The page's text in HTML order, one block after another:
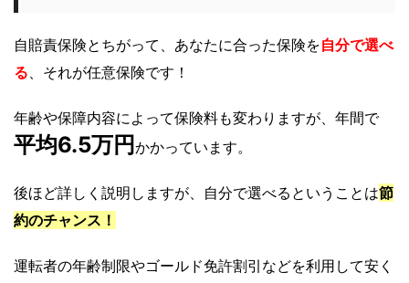
自賠責保険とちがって、あなたに合った保険を自分で選べ
る、それが任意保険です！
年齢や保障内容によって保険料も変わりますが、年間で
平均6.5万円 かかっています。
後ほど詳しく説明しますが、自分で選べるということは節
約のチャンス！
運転者の年齢制限やゴールド免許割引などを利用して安く